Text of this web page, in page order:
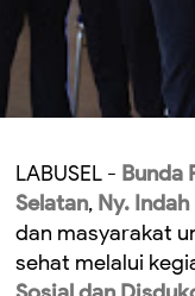
LABUSEL - Bunda
Selatan, Ny.
dan masyarakat
sehat melalui